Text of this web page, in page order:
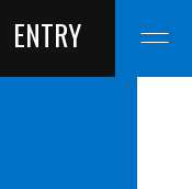
ENTRY